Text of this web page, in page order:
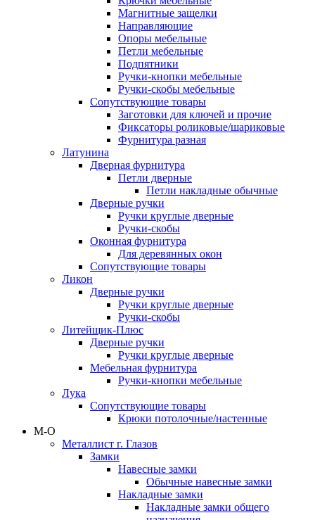
Магнитные защелки
Направляющие
Опоры мебельные
Петли мебельные
Подпятники
Ручки-кнопки мебельные
Ручки-скобы мебельные
Сопутствующие товары
Заготовки для ключей и прочие
Фиксаторы роликовые/шариковые
Фурнитура разная
Латунина
Дверная фурнитура
Петли дверные
Петли накладные обычные
Дверные ручки
Ручки круглые дверные
Ручки-скобы
Оконная фурнитура
Для деревянных окон
Сопутствующие товары
Ликон
Дверные ручки
Ручки круглые дверные
Ручки-скобы
Литейщик-Плюс
Дверные ручки
Ручки круглые дверные
Мебельная фурнитура
Ручки-кнопки мебельные
Лука
Сопутствующие товары
Крюки потолочные/настенные
М-О
Металлист г. Глазов
Замки
Навесные замки
Обычные навесные замки
Накладные замки
Накладные замки общего